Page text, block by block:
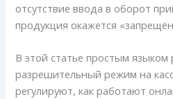
отсутствие ввода в оборот
продукция окажется
В этой статье простым языком
разрешительный режим на
регулируют, как работают